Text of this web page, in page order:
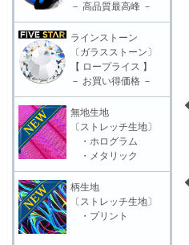
－ 高品質最高峰 －
ラインストーン
〔ガラスストーン〕
【 ロープライス 】
－ お買い得価格 －
無地生地
〔ストレッチ生地〕
・ホログラム
・メタリック
柄生地
〔ストレッチ生地〕
・プリント